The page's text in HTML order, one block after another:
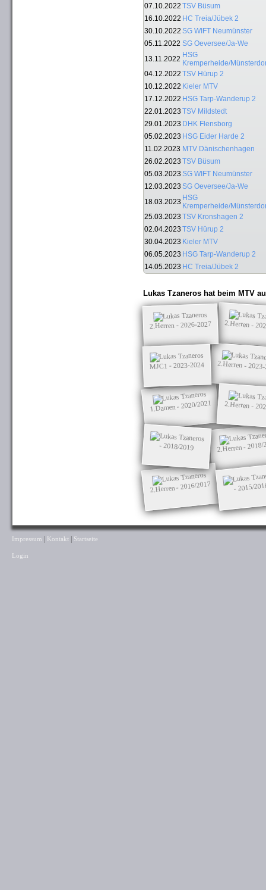
07.10.2022 TSV Büsum
16.10.2022 HC Treia/Jübek 2
30.10.2022 SG WIFT Neumünster
05.11.2022 SG Oeversee/Ja-We
13.11.2022 HSG
Kremperheide/
04.12.2022 TSV Hürup 2
10.12.2022 Kieler MTV
17.12.2022 HSG Tarp-Wanderup 2
22.01.2023 TSV Mildstedt
29.01.2023 DHK Flensborg
05.02.2023 HSG Eider Harde 2
11.02.2023 MTV Dänischenhagen
26.02.2023 TSV Büsum
05.03.2023 SG WIFT Neumünster
12.03.2023 SG Oeversee/Ja-We
18.03.2023 HSG
Kremperheide/
25.03.2023 TSV Kronshagen 2
02.04.2023 TSV Hürup 2
30.04.2023 Kieler MTV
06.05.2023 HSG Tarp-Wanderup 2
14.05.2023 HC Treia/Jübek 2
Lukas Tzaneros hat beim MTV
2.Herren - 2026-2027 2.Herren -
MJC1 - 2023-2024 2.Herren -
1.Damen - 2020/2021 2.Herren -
- 2018/2019 2.Herren -
2.Herren - 2016/2017 - 2015/
Impressum | Kontakt | Startseite
Login